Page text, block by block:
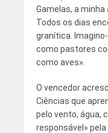
Gamelas, a minha
Todos os dias
granítica.
como pastores
como aves».
O vencedor
Ciências que
pelo vento, água,
responsável» pela